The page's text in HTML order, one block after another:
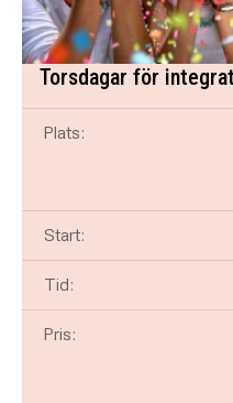
Torsdagar för
Plats:
Start:
Tid:
Pris: